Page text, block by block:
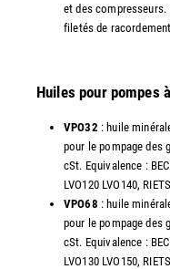
et des compresseurs.
filetés de
Huiles pour pompes
VPO32 : huile
pour le pompage des
cSt. Equivalence :
LVO120 LVO140,
VPO68 : huile
pour le pompage des
cSt. Equivalence :
LVO130 LVO150,